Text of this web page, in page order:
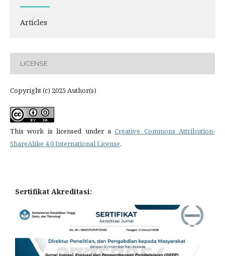
Articles
LICENSE
Copyright (c) 2025 Author(s)
This work is licensed under aCreative Commons Attribution-
ShareAlike 4.0 International License.
Sertifikat Akreditasi: